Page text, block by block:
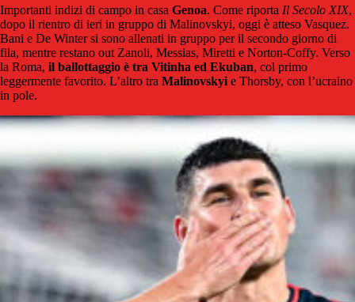
Importanti indizi di campo in casa Genoa. Come riporta Il Secolo XIX,
dopo il rientro di ieri in gruppo di Malinovskyi, oggi è atteso Vasquez.
Bani e De Winter si sono allenati in gruppo per il secondo giorno di
fila, mentre restano out Zanoli, Messias, Miretti e Norton-Coffy. Verso
la Roma, il ballottaggio è tra Vitinha ed Ekuban, col primo
leggermente favorito. L’altro tra Malinovskyi e Thorsby, con l’ucraino
in pole.